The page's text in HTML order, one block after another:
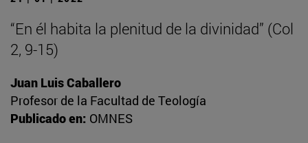
“En él habita la plenitud de la divinidad” (Col
2, 9-15)
Juan Luis Caballero
Profesor de la Facultad de Teología
Publicado en: OMNES